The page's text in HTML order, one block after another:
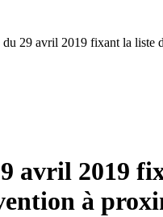
29 avril 2019 fixant la liste
avril 2019
à